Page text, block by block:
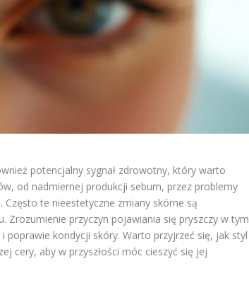
potencjalny sygnał zdrowotny, który warto
od nadmiernej produkcji sebum, przez problemy
Często te nieestetyczne zmiany skórne są
przyczyn pojawiania się pryszczy w tym
kondycji skóry. Warto przyjrzeć się, jak styl
cery, aby w przyszłości móc cieszyć się jej